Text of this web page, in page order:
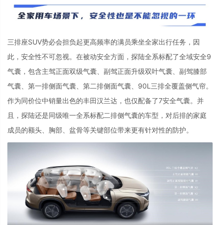
三排座SUV势必会担负起更高频率的满员乘坐全家出行任务，因
此，安全性不可忽视。在被动安全方面，探陆全系标配了全域安全9
气囊，包含主驾正面双级气囊、副驾正面升级双叶气囊、副驾膝部
气囊、第一排侧面气囊、第二排侧面气囊、 90L三排全覆盖侧气帘。
作为同价位中销量出色的丰田汉兰达，也仅配备了7安全气囊。并
且，探陆还是同级唯一全系标配二排侧气囊的车型，对后排的家庭
成员的额头、胸部、盆骨等关键部位带来更有针对性的防护。